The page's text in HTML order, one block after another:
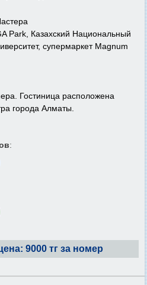
Park, Казахский Национальный
супермаркет Magnum
Гостиница расположена
города Алматы.
:
9000 тг за номер